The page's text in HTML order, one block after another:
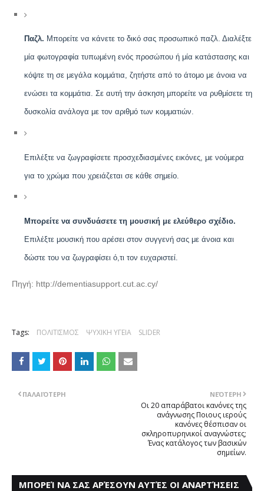
Παζλ. Μπορείτε να κάνετε το δικό σας προσωπικό παζλ. Διαλέξτε
μία φωτογραφία τυπωμένη ενός προσώπου ή μία κατάστασης και
κόψτε τη σε μεγάλα κομμάτια, ζητήστε από το άτομο με άνοια να
ενώσει τα κομμάτια. Σε αυτή την άσκηση μπορείτε να ρυθμίσετε τη
δυσκολία ανάλογα με τον αριθμό των κομματιών.
Επιλέξτε να ζωγραφίσετε προσχεδιασμένες εικόνες, με νούμερα
για το χρώμα που χρειάζεται σε κάθε σημείο.
Μπορείτε να συνδυάσετε τη μουσική με ελεύθερο σχέδιο.
Επιλέξτε μουσική που αρέσει στον συγγενή σας με άνοια και
δώστε του να ζωγραφίσει ό,τι τον ευχαριστεί.
Πηγή: http://dementiasupport.cut.ac.cy/
Tags: ΠΟΛΙΤΙΣΜΟΣ ΨΥΧΙΚΗ ΥΓΕΙΑ SLIDER
ΝΕΌΤΕΡΗ
Οι 20 απαράβατοι κανόνες της
ανάγνωσης Ποιους ιερούς
κανόνες θέσπισαν οι
σκληροπυρηνικοί αναγνώστες;
Ένας κατάλογος των βασικών
σημείων.
ΠΑΛΑΙΌΤΕΡΗ
ΜΠΟΡΕΊ ΝΑ ΣΑΣ ΑΡΈΣΟΥΝ ΑΥΤΈΣ ΟΙ ΑΝΑΡΤΉΣΕΙΣ